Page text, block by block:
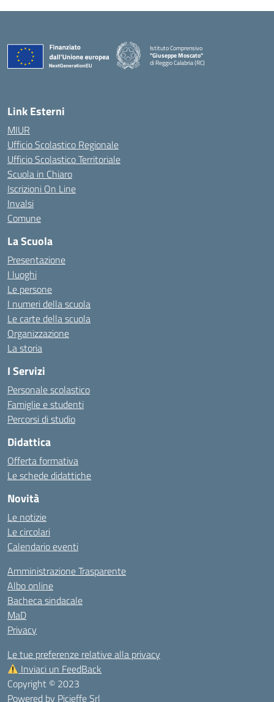
Istituto Comprensivo
"Giuseppe Moscato"
di Reggio Calabria (RC)
— Visita la pagina iniziale della scuola
Link Esterni
MIUR
Ufficio Scolastico Regionale
Ufficio Scolastico Territoriale
Scuola in Chiaro
Iscrizioni On Line
Invalsi
Comune
La Scuola
Presentazione
I luoghi
Le persone
I numeri della scuola
Le carte della scuola
Organizzazione
La storia
I Servizi
Personale scolastico
Famiglie e studenti
Percorsi di studio
Didattica
Offerta formativa
Le schede didattiche
Novità
Le notizie
Le circolari
Calendario eventi
Amministrazione Trasparente
Albo online
Bacheca sindacale
MaD
Privacy
Le tue preferenze relative alla privacy
Inviaci un FeedBack
Copyright © 2023
Powered by Picieffe Srl